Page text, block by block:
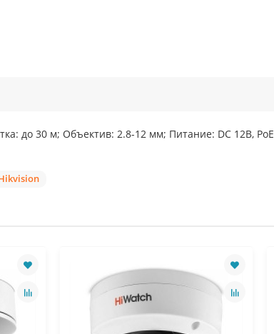
до 30 м; Объектив: 2.8-12 мм; Питание: DC 12В, PоE